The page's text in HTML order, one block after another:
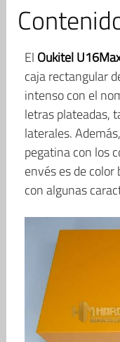
El Oukitel
caja rectangular
intenso con el
letras plateadas,
laterales.
pegatina con los
envés es de
con algunas